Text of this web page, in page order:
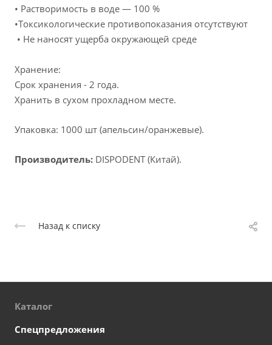
• Растворимость в воде — 100 %
•Токсикологические противопоказания отсутствуют
• Не наносят ущерба окружающей среде
Хранение:
Срок хранения - 2 года.
Хранить в сухом прохладном месте.
Упаковка: 1000 шт (апельсин/оранжевые).
Производитель: DISPODENT (Китай).
Назад к списку
Каталог
Спецпредложения